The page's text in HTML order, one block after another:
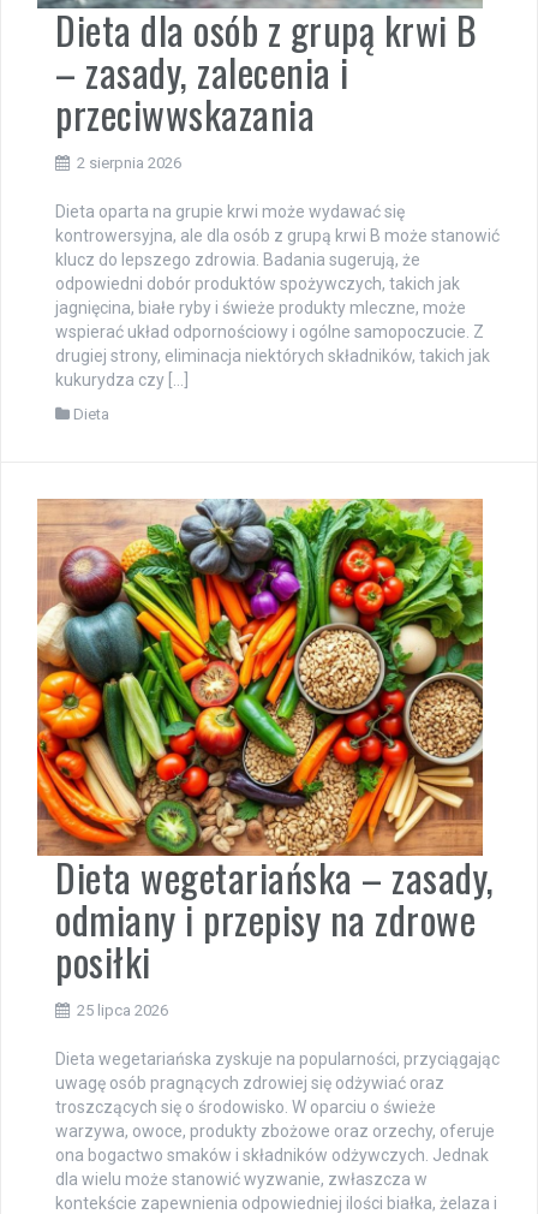
Dieta dla osób z grupą krwi B
– zasady, zalecenia i
przeciwwskazania
2 sierpnia 2026
Dieta oparta na grupie krwi może wydawać się
kontrowersyjna, ale dla osób z grupą krwi B może stanowić
klucz do lepszego zdrowia. Badania sugerują, że
odpowiedni dobór produktów spożywczych, takich jak
jagnięcina, białe ryby i świeże produkty mleczne, może
wspierać układ odpornościowy i ogólne samopoczucie. Z
drugiej strony, eliminacja niektórych składników, takich jak
kukurydza czy […]
Dieta
Dieta wegetariańska – zasady,
odmiany i przepisy na zdrowe
posiłki
25 lipca 2026
Dieta wegetariańska zyskuje na popularności, przyciągając
uwagę osób pragnących zdrowiej się odżywiać oraz
troszczących się o środowisko. W oparciu o świeże
warzywa, owoce, produkty zbożowe oraz orzechy, oferuje
ona bogactwo smaków i składników odżywczych. Jednak
dla wielu może stanowić wyzwanie, zwłaszcza w
kontekście zapewnienia odpowiedniej ilości białka, żelaza i